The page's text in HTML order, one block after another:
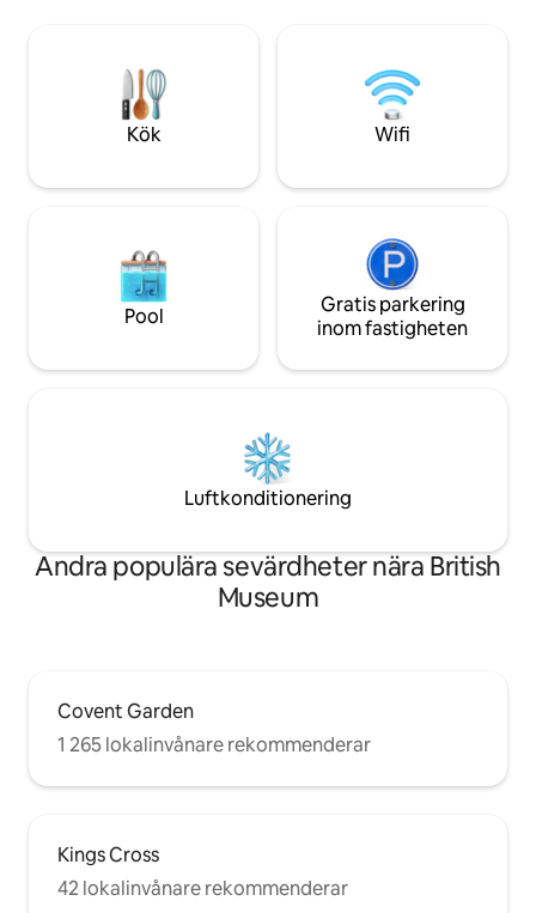
kyrka och trädgårdar. Flera alternativ för
kollektivtrafik är tillgängliga. Det finns
bara 1 säng...den tredje personen
kommer att sova på hörnsoffan i
14 minuters
Tunnelbanan är
Regents Park
promenad bort. x1 trappa för att komma
Kök Wifi
Pool
Gratis parkering
inom fastigheten
Luftkonditionering
Andra populära sevärdheter nära British
Museum
Covent Garden
1 265 lokalinvånare rekommenderar
Kings Cross
42 lokalinvånare rekommenderar